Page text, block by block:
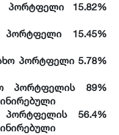
პორტფელი 15.82%
პორტფელი 15.45%
პორტფელი 5.78%
პორტფელის 89%
პორტფელის 56.4%